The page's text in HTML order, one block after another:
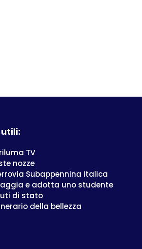
utili:
TV
nozze
Subappennina Italica
e adotta uno studente
di stato
della bellezza